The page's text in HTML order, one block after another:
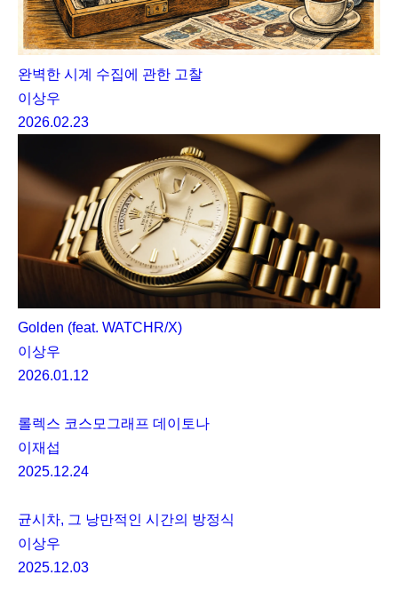
완벽한 시계 수집에 관한 고찰
이상우
2026.02.23
Golden (feat. WATCHR/X)
이상우
2026.01.12
롤렉스 코스모그래프 데이토나
이재섭
2025.12.24
균시차, 그 낭만적인 시간의 방정식
이상우
2025.12.03